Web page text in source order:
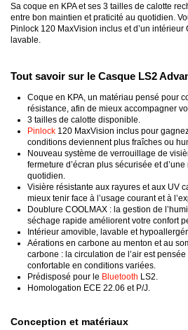
Sa coque en KPA et ses 3 tailles de calotte
entre bon maintien et praticité au quotidien.
Pinlock 120 MaxVision inclus et d’un intérieur
lavable.
Tout savoir sur le Casque LS2
Coque en KPA, un matériau pensé pour
résistance, afin de mieux accompagner
3 tailles de calotte disponible.
Pinlock 120 MaxVision inclus pour
conditions deviennent plus fraîches ou
Nouveau système de verrouillage de
fermeture d’écran plus sécurisée et
quotidien.
Visière résistante aux rayures et aux UV
mieux tenir face à l’usage courant et à
Doublure COOLMAX : la gestion de
séchage rapide améliorent votre confort
Intérieur amovible, lavable et
Aérations en carbone au menton et au
carbone : la circulation de l’air est
confortable en conditions variées.
Prédisposé pour le Bluetooth LS2.
Homologation ECE 22.06 et P/J.
Conception et matériaux